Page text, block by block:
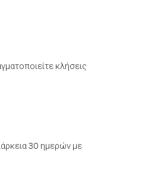
κλήσεις
30 ημερών με